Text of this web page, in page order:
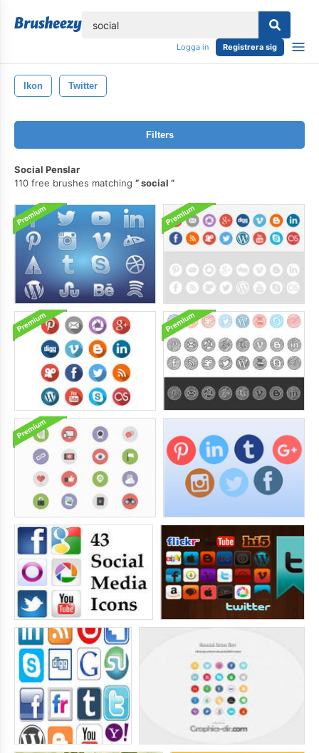
Logga in Registrera sig
Ikon Twitter
Filters
Social Penslar
110 free brushes matching
social